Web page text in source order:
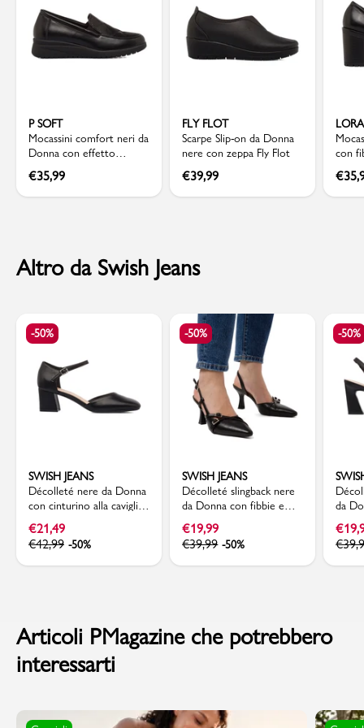
P SOFT
Mocassini comfort neri da
Donna con effetto
pitonato P Soft
€35,99
FLY FLOT
Scarpe Slip-on da Donna
nere con zeppa Fly Flot
€39,99
con
Lora
€
Altro da Swish Jeans
-50%
SWISH JEANS
Décolleté nere da Donna
con cinturino alla caviglia
e tacco 5,5 cm Swish
Jeans
€21,49
€42,99 -50%
-50%
SWISH JEANS
Décolleté slingback nere
da Donna con fibbie e
tacco a rocchetto 7,5 cm
Swish Jeans
€19,99
€39,99 -50%
-50%
da
Jeans
€
€
Articoli PMagazine che potrebbero
interessarti